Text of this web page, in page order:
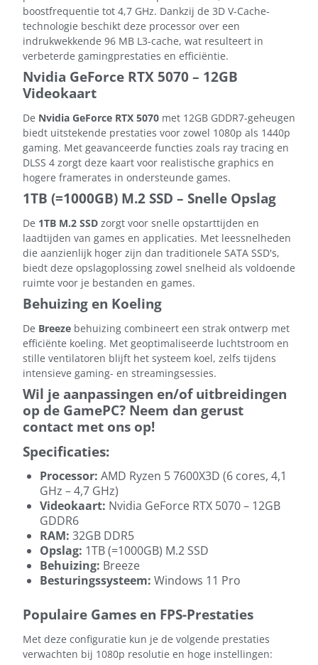
boostfrequentie tot 4,7 GHz. Dankzij de 3D V-Cache-
technologie beschikt deze processor over een
indrukwekkende 96 MB L3-cache, wat resulteert in
verbeterde gamingprestaties en efficiëntie.
Nvidia GeForce RTX 5070 – 12GB
Videokaart
De Nvidia GeForce RTX 5070 met 12GB GDDR7-geheugen
biedt uitstekende prestaties voor zowel 1080p als 1440p
gaming. Met geavanceerde functies zoals ray tracing en
DLSS 4 zorgt deze kaart voor realistische graphics en
hogere framerates in ondersteunde games.
1TB (=1000GB) M.2 SSD – Snelle Opslag
De 1TB M.2 SSD zorgt voor snelle opstarttijden en
laadtijden van games en applicaties. Met leessnelheden
die aanzienlijk hoger zijn dan traditionele SATA SSD's,
biedt deze opslagoplossing zowel snelheid als voldoende
ruimte voor je bestanden en games.
Behuizing en Koeling
De Breeze behuizing combineert een strak ontwerp met
efficiënte koeling. Met geoptimaliseerde luchtstroom en
stille ventilatoren blijft het systeem koel, zelfs tijdens
intensieve gaming- en streamingsessies.
Wil je aanpassingen en/of uitbreidingen
op de GamePC? Neem dan gerust
contact met ons op!
Specificaties:
Processor: AMD Ryzen 5 7600X3D (6 cores, 4,1
GHz – 4,7 GHz)
Videokaart: Nvidia GeForce RTX 5070 – 12GB
GDDR6
RAM: 32GB DDR5
Opslag: 1TB (=1000GB) M.2 SSD
Behuizing: Breeze
Besturingssysteem: Windows 11 Pro
Populaire Games en FPS-Prestaties
Met deze configuratie kun je de volgende prestaties
verwachten bij 1080p resolutie en hoge instellingen: